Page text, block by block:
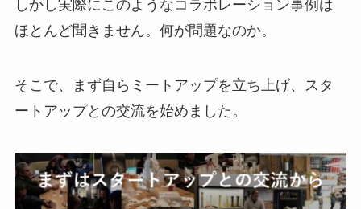
しかし実際にこのようなコラボレーション事例は
ほとんど聞きません。何が問題なのか。
そこで、まず自らミートアップを立ち上げ、スタ
ートアップとの交流を始めました。